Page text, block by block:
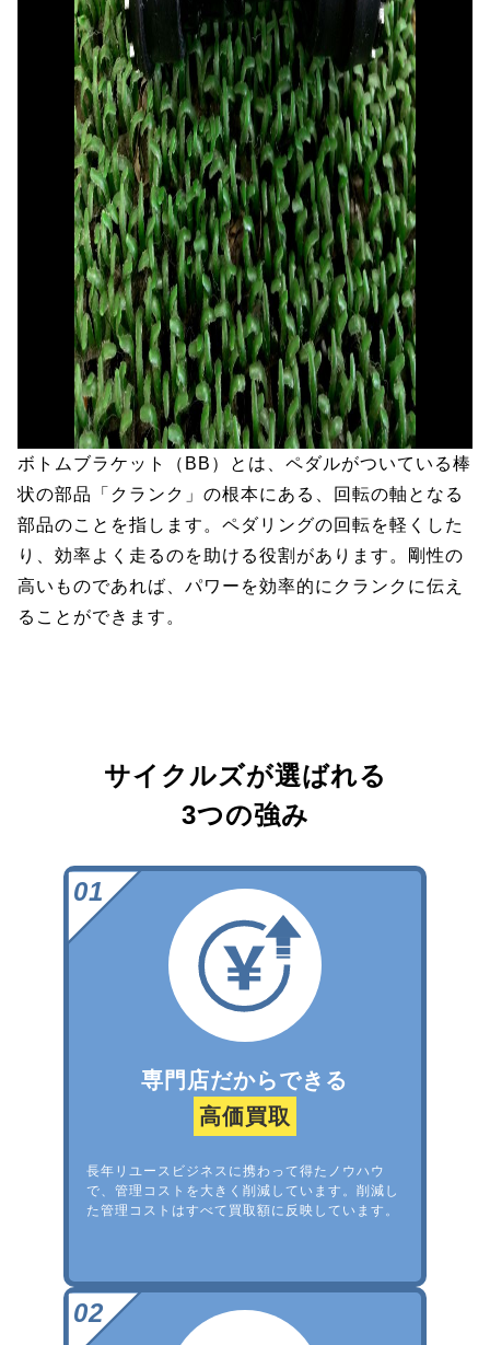
ボトムブラケット（BB）とは、ペダルがついている棒
状の部品「クランク」の根本にある、回転の軸となる
部品のことを指します。ペダリングの回転を軽くした
り、効率よく走るのを助ける役割があります。剛性の
高いものであれば、パワーを効率的にクランクに伝え
ることができます。
サイクルズが選ばれる
3つの強み
専門店だからできる
高価買取
長年リユースビジネスに携わって得たノウハウ
で、管理コストを大きく削減しています。削減し
た管理コストはすべて買取額に反映しています。